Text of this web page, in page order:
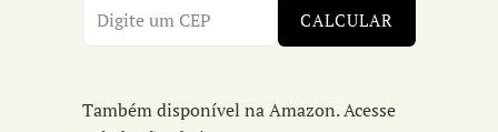
CALCULAR
Também disponível na Amazon. Acesse